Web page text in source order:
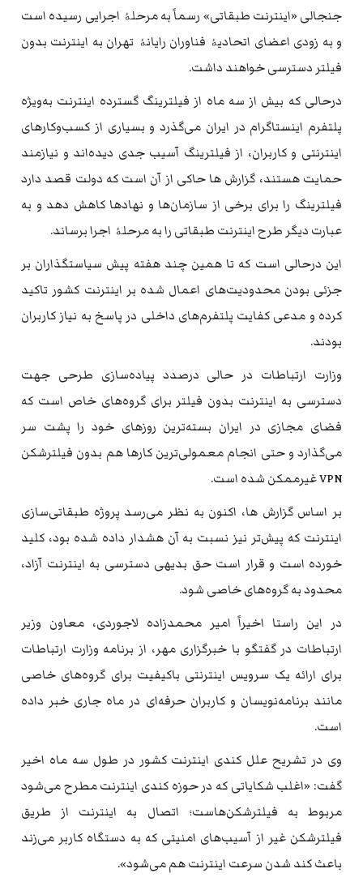
جنجالی «اینترنت طبقاتی» رسماً به مرحلۀ اجرایی رسیده است
و به زودی اعضای اتحادیۀ فناوران رایانۀ تهران به اینترنت بدون
فیلتر دسترسی خواهند داشت.
درحالی که بیش از سه ماه از فیلترینگ گسترده اینترنت به‌ویژه
پلتفرم اینستاگرام در ایران می‌گذرد و بسیاری از کسب‌وکارهای
اینترنتی و کاربران، از فیلترینگ آسیب جدی دیده‌اند و نیازمند
حمایت‌ هستند، گزارش ها حاکی از آن است که دولت قصد دارد
فیلترینگ را برای برخی از سازمان‌ها و نهادها کاهش دهد و به
عبارت دیگر طرح اینترنت طبقاتی را به مرحلۀ اجرا برساند.
این درحالی است که تا همین چند هفته پیش سیاستگذاران بر
جزئی بودن محدودیت‌های اعمال شده بر اینترنت کشور تاکید
کرده و مدعی کفایت پلتفرم‌های داخلی در پاسخ به نیاز کاربران
بودند.
وزارت ارتباطات در حالی درصدد پیاده‌سازی طرحی جهت
دسترسی به اینترنت بدون فیلتر برای گروه‌های خاص است که
فضای مجازی در ایران بسته‌ترین روزهای خود را پشت سر
می‌گذارد و حتی انجام معمولی‌ترین کارها هم بدون فیلترشکن
‌VPN غیرممکن شده است.
بر اساس گزارش ها، اکنون به نظر می‌رسد پروژه‌ طبقاتی‌سازی
اینترنت که پیش‌تر نیز نسبت به آن هشدار داده شده بود، کلید
خورده است و قرار است حق بدیهی دسترسی به اینترنت آزاد،
محدود به گروه‌های خاصی شود.
در این راستا اخیراً امیر محمدزاده‌ لاجوردی، معاون وزیر
ارتباطات در گفتگو با خبرگزاری مهر، از برنامه وزارت ارتباطات
برای ارائه یک سرویس اینترنتی باکیفیت برای گروه‌های خاصی
مانند برنامه‌نویسان و کاربران حرفه‌ای در ماه جاری خبر داده
است.
وی در تشریح علل کندی اینترنت کشور در طول سه ماه اخیر
گفت: «اغلب شکایاتی که در حوزه کندی اینترنت مطرح می‌شود
مربوط به فیلترشکن‌هاست؛ اتصال به اینترنت از طریق
فیلترشکن غیر از آسیب‌های امنیتی که به دستگاه کاربر می‌زند
باعث کند شدن سرعت اینترنت هم می‌شود».